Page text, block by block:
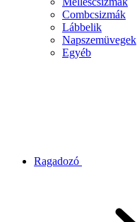
Combcsizmák
Lábbelik
Napszemüvegek
Egyéb
Ragadozó